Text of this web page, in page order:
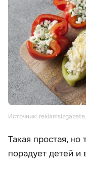
Источник:
Такая простая, но
порадует детей и